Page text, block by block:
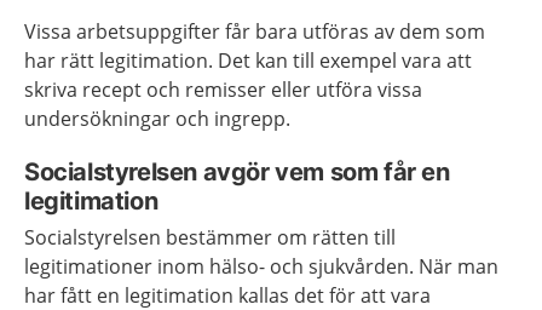
Vissa arbetsuppgifter får bara utföras av dem som
har rätt legitimation. Det kan till exempel vara att
skriva recept och remisser eller utföra vissa
undersökningar och ingrepp.
Socialstyrelsen avgör vem som får en
legitimation
Socialstyrelsen bestämmer om rätten till
legitimationer inom hälso- och sjukvården. När man
har fått en legitimation kallas det för att vara